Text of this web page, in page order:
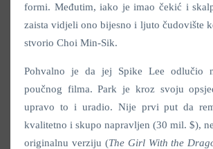
formi. Međutim, iako je imao čekić i
zaista vidjeli ono bijesno i ljuto čudovište
stvorio Choi Min-Sik.
Pohvalno je da jej Spike Lee odlučio
poučnog filma. Park je kroz svoju
upravo to i uradio. Nije prvi put da
kvalitetno i skupo napravljen (30 mil. $),
originalnu verziju (The Girl With the